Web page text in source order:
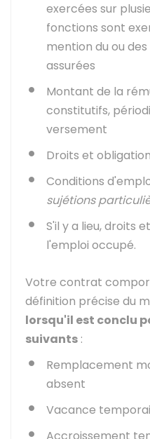
exercées sur
fonctions sont
mention du ou
assurées
Montant de la
constitutifs,
versement
Droits et
Conditions
sujétions
S'il y a lieu, droits
l'emploi occupé.
Votre contrat
définition précise du
lorsqu'il est conclu
suivants :
Remplacement
absent
Vacance